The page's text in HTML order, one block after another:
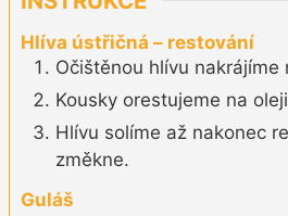
Hlíva ústřičná – restování
Očištěnou hlívu nakrájíme
Kousky orestujeme na
Hlívu solíme až nakonec
změkne.
Guláš